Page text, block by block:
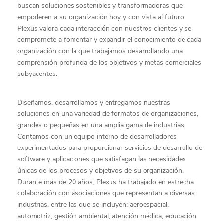
buscan soluciones sostenibles y transformadoras que
empoderen a su organización hoy y con vista al futuro.
Plexus valora cada interacción con nuestros clientes y se
compromete a fomentar y expandir el conocimiento de cada
organización con la que trabajamos desarrollando una
comprensión profunda de los objetivos y metas comerciales
subyacentes.
Diseñamos, desarrollamos y entregamos nuestras
soluciones en una variedad de formatos de organizaciones,
grandes o pequeñas en una amplia gama de industrias.
Contamos con un equipo interno de desarrolladores
experimentados para proporcionar servicios de desarrollo de
software y aplicaciones que satisfagan las necesidades
únicas de los procesos y objetivos de su organización.
Durante más de 20 años, Plexus ha trabajado en estrecha
colaboración con asociaciones que representan a diversas
industrias, entre las que se incluyen: aeroespacial,
automotriz, gestión ambiental, atención médica, educación